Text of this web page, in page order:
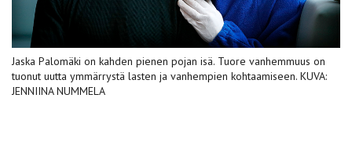
Jaska Palomäki on kahden pienen pojan isä. Tuore vanhemmuus on
tuonut uutta ymmärrystä lasten ja vanhempien kohtaamiseen. KUVA:
JENNIINA NUMMELA